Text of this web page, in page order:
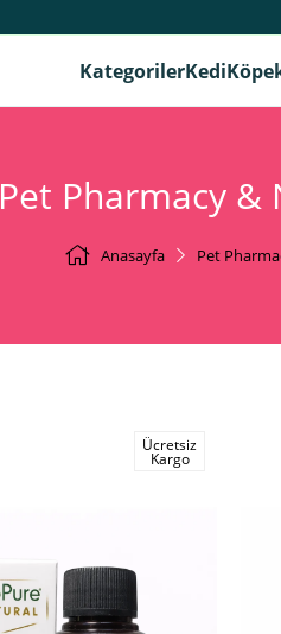
KategorilerKedi
Pet Pharmacy &
Anasayfa Pet
Ücretsiz
Kargo